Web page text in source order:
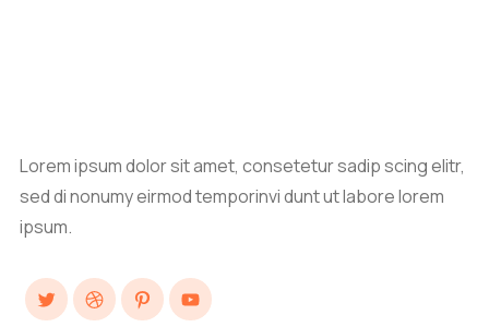
Lorem ipsum dolor sit amet, consetetur sadip scing elitr,
sed di nonumy eirmod temporinvi dunt ut labore lorem
ipsum.
TwitterDribbblePinterestYouTube